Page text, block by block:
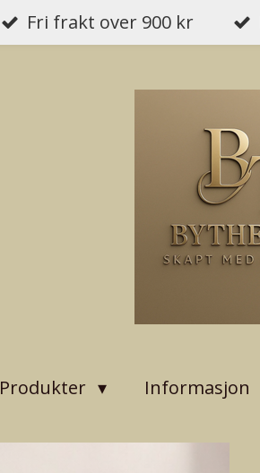
Fri frakt over 900 kr
Produkter Informasjon